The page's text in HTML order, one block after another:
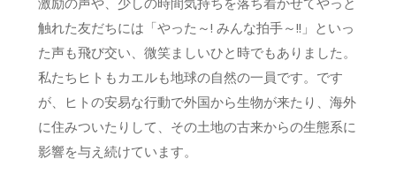
触れた友だちには「やった～! みんな拍手～!!」といっ
た声も飛び交い、微笑ましいひと時でもありました。
私たちヒトもカエルも地球の自然の一員です。です
が、ヒトの安易な行動で外国から生物が来たり、海外
に住みついたりして、その土地の古来からの生態系に
影響を与え続けています。